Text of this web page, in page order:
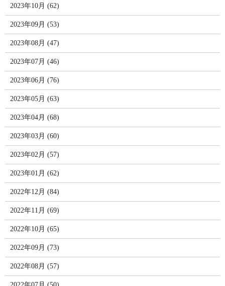
2023年10月 (62)
2023年09月 (53)
2023年08月 (47)
2023年07月 (46)
2023年06月 (76)
2023年05月 (63)
2023年04月 (68)
2023年03月 (60)
2023年02月 (57)
2023年01月 (62)
2022年12月 (84)
2022年11月 (69)
2022年10月 (65)
2022年09月 (73)
2022年08月 (57)